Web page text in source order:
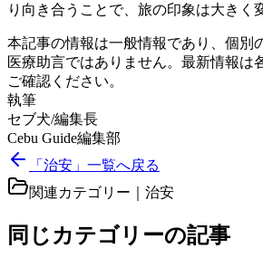
り向き合うことで、旅の印象は大きく
本記事の情報は一般情報であり、個別
医療助言ではありません。最新情報は
ご確認ください。
執筆
セブ犬/編集長
Cebu Guide編集部
「治安」一覧へ戻る
関連カテゴリー｜ 治安
同じカテゴリーの記事